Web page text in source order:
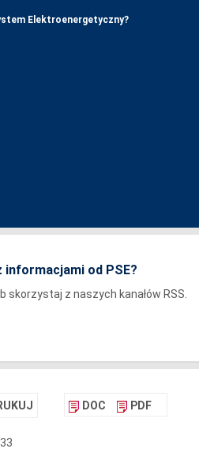
Elektroenergetyczny?
informacjami od PSE?
z naszych kanałów RSS.
DOC PDF